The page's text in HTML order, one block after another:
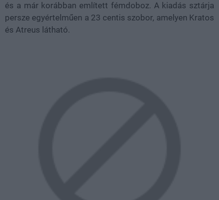
és a már korábban említett fémdoboz. A kiadás sztárja
persze egyértelműen a 23 centis szobor, amelyen Kratos
és Atreus látható.